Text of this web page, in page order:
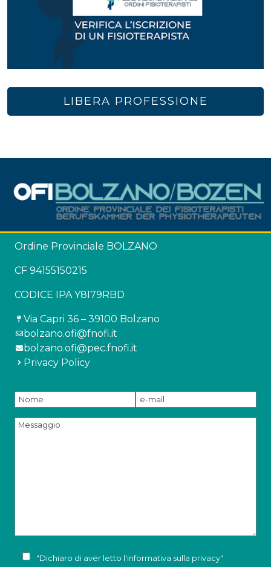
LIBERA PROFESSIONE
Ordine Provinciale BOLZANO
CF 94155150215
CODICE IPA Y8I79RBD
Via Capri 36 – 39100 Bolzano
bolzano.ofi@fnofi.it
bolzano.ofi@pec.fnofi.it
Privacy Policy
"Dichiaro di aver letto l'informativa sulla privacy"